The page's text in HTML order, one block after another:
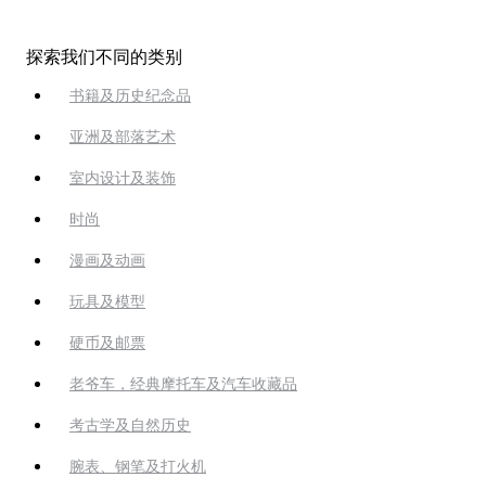
探索我们不同的类别
书籍及历史纪念品
亚洲及部落艺术
室内设计及装饰
时尚
漫画及动画
玩具及模型
硬币及邮票
老爷车，经典摩托车及汽车收藏品
考古学及自然历史
腕表、钢笔及打火机